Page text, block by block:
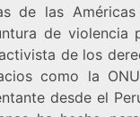
de las
de violencia
de los
como la
desde el